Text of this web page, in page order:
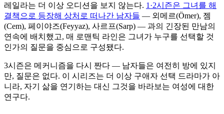
레일라는 더 이상 오디션을 보지 않는다. 1·2시즌은 그녀를 해
결책으로 등장해 상처로 떠나간 남자들 — 외메르(Ömer), 젬
(Cem), 페이야즈(Feyyaz), 사르프(Sarp) — 과의 긴장된 만남의
연속에 배치했고, 매 로맨틱 라인은 그녀가 누구를 선택할 것
인가의 질문을 중심으로 구성됐다.
3시즌은 메커니즘을 다시 짠다 — 남자들은 여전히 방에 있지
만, 질문은 없다. 이 시리즈는 더 이상 구애자 선택 드라마가 아
니라, 자기 삶을 연기하는 대신 그것을 바라보는 여성에 대한
연구다.